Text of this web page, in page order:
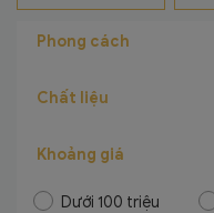
Phong cách
Chất liệu
Khoảng giá
Dưới 100 triệu